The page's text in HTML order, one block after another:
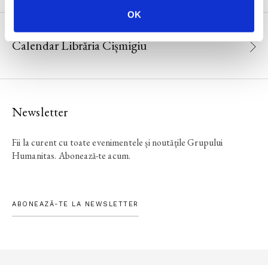
OK
Calendar Librăria Cișmigiu
Newsletter
Fii la curent cu toate evenimentele și noutățile Grupului
Humanitas. Abonează-te acum.
ABONEAZĂ-TE LA NEWSLETTER